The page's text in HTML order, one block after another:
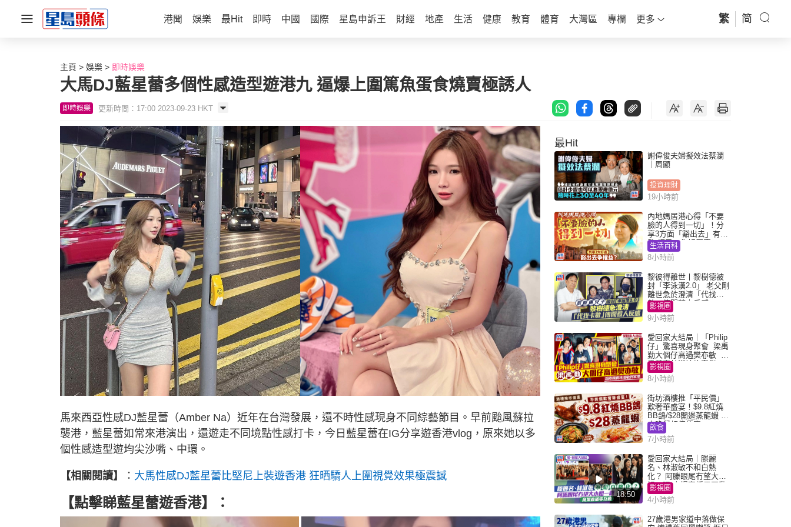
港聞 娛樂 最Hit 即時 中國 國際 星島申訴王 財經 地產 生活 健康 教育 體育 大灣區 專欄 更多 繁 简
主頁 娛樂 即時娛樂
大馬DJ藍星蕾多個性感造型遊港九 逼爆上圍篤魚蛋食燒賣極誘人
即時娛樂 更新時間：17:00 2023-09-23 HKT
馬來西亞性感DJ藍星蕾（Amber Na）近年在台灣發展，還不時性感現身不同綜藝節目。早前颱風蘇拉
襲港，藍星蕾如常來港演出，還遊走不同境點性感打卡，今日藍星蕾在IG分享遊香港vlog，原來她以多
個性感造型遊均尖沙嘴、中環。
【相關閱讀】 ： 大馬性感DJ藍星蕾比堅尼上裝遊香港 狂晒驕人上圍視覺效果極震撼
【點擊睇藍星蕾遊香港】：
最Hit
謝偉俊夫婦擬效法蔡瀾
｜周顯
投資理財
19小時前
內地媽居港心得「不要
臉的人得到一切」！分
享3方面「豁出去」有著
數 網民：你好厲害
生活百科
8小時前
黎彼得離世丨黎樹德被
封「李泳漢2.0」 老父剛
離世急於澄清「代找卡
數」傳聞惹人反感
影視圈
9小時前
愛回家大結局｜「Philip
仔」驚喜現身聚會 梁禹
勤大個仔高過樊亦敏 超
乖黐實林淑敏許家傑
影視圈
8小時前
街坊酒樓推「平民價」
歎奢華盛宴！$9.8紅燒
BB鴿/$28開邊蒸龍蝦 3
大晚餐超值優惠
飲食
7小時前
18:50
愛回家大結局｜滕麗
名、林淑敏不和白熱
化？ 阿滕眼尾冇望大小
姐一眼 商場直播零互動
影視圈
4小時前
27歲港男家道中落做保